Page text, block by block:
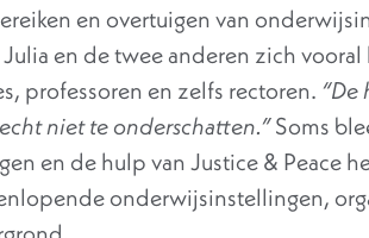
en overtuigen van
en de twee anderen zich
professoren en zelfs rectoren.
niet te onderschatten.”Soms
en de hulp van Justice & Peace
onderwijsinstellingen,